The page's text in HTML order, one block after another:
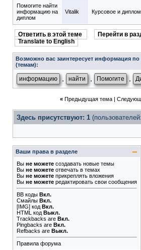
Помогите найти
информацию на
диплом
Vitalik Курсовое и
Ответить в этой теме
Перейти в
Translate to English
Возможно вас заинтересует информация
(темам):
информацию найти Помогите
« Предыдущая тема|
Здесь присутствуют: 1
Ваши права в разделе
Вы не можете создавать новые темы
Вы не можете отвечать в темах
Вы не можете прикреплять вложения
Вы не можете редактировать свои сообщения
BB коды Вкл.
Смайлы Вкл.
[IMG] код Вкл.
HTML код Выкл.
Trackbacks are Вкл.
Pingbacks are Вкл.
Refbacks are Выкл.
Правила форума